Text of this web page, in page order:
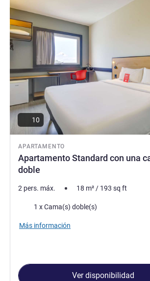
APARTAMENTO
Apartamento Standard con una
doble
10
2 pers. máx. 18 m²/ 193 sq ft
Ropa de cama
1 x Cama(s) doble(s)
Más información
Ver disponibilidad